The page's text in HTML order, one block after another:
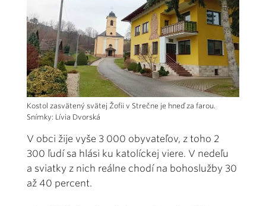
Kostol zasvätený svätej Žofii v Strečne je hneď za farou.
Snímky: Lívia Dvorská
V obci žije vyše 3 000 obyvateľov, z toho 2
300 ľudí sa hlási ku katolíckej viere. V nedeľu
a sviatky z nich reálne chodí na bohoslužby 30
až 40 percent.